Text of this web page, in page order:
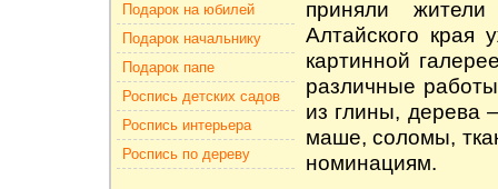
приняли
Алтайского края
картинной
различные
из глины, дерева
маше, соломы,
номинациям.
Подарок на юбилей
Подарок начальнику
Подарок папе
Роспись детских садов
Роспись интерьера
Роспись по дереву